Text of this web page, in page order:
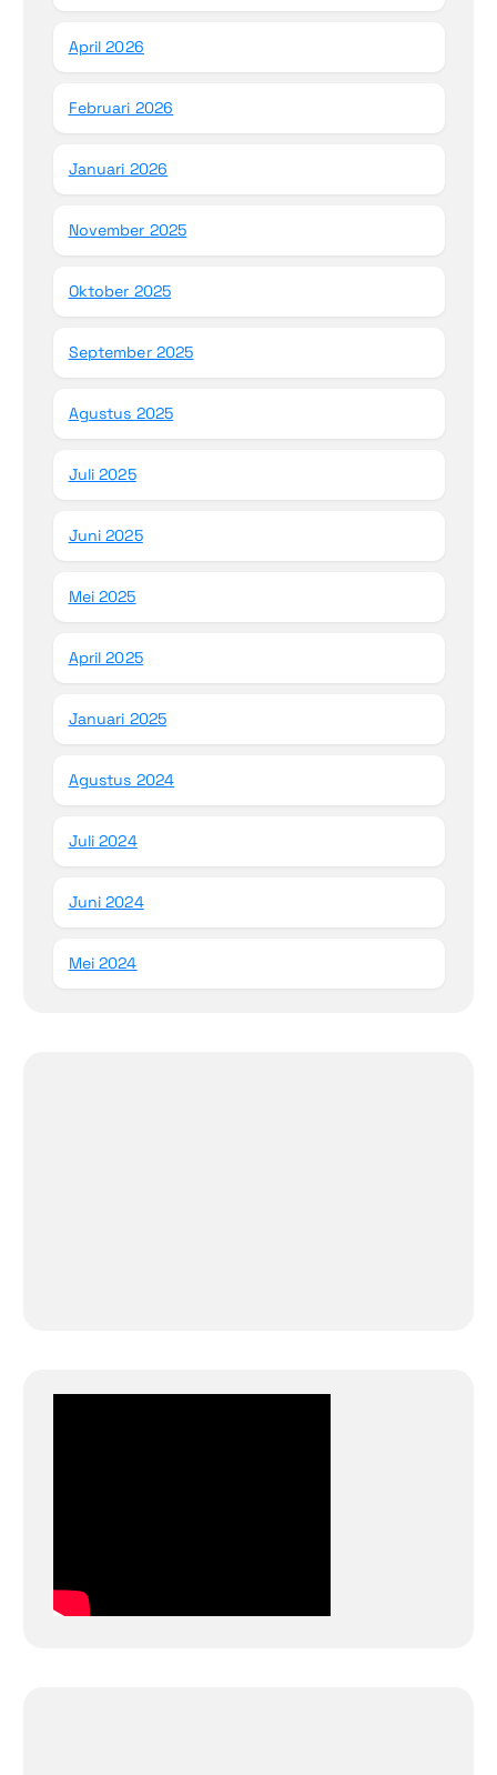
April 2026
Februari 2026
Januari 2026
November 2025
Oktober 2025
September 2025
Agustus 2025
Juli 2025
Juni 2025
Mei 2025
April 2025
Januari 2025
Agustus 2024
Juli 2024
Juni 2024
Mei 2024